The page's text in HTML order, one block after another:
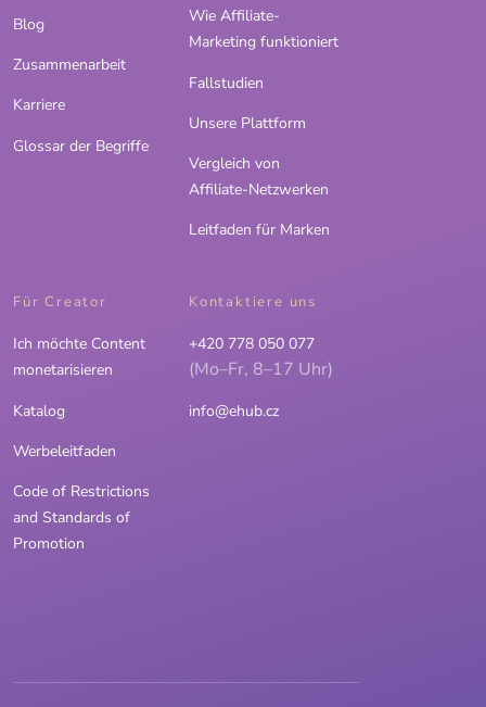
Blog
Zusammenarbeit
Karriere
Glossar der Begriffe
Wie Affiliate-
Marketing funktioniert
Fallstudien
Unsere Plattform
Vergleich von
Affiliate-Netzwerken
Leitfaden für Marken
Für Creator
Ich möchte Content
monetarisieren
Katalog
Werbeleitfaden
Code of Restrictions
and Standards of
Promotion
Kontaktiere uns
+420 778 050 077
(Mo–Fr, 8–17 Uhr)
info@ehub.cz